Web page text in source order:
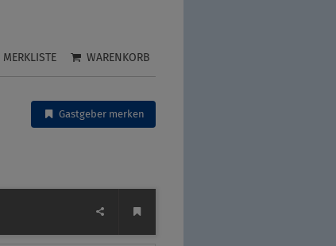
MERKLISTE WARENKORB
Gastgeber merken